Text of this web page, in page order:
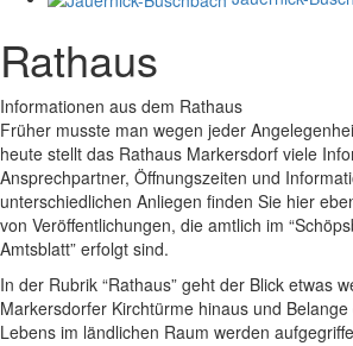
Rathaus
Informationen aus dem Rathaus
Früher musste man wegen jeder
heute stellt das Rathaus Markersdorf viele
Ansprechpartner, Öffnungszeiten und
unterschiedlichen Anliegen finden Sie hier
von Veröffentlichungen, die amtlich im
Amtsblatt” erfolgt sind.
In der Rubrik “Rathaus” geht der Blick etwas
Markersdorfer Kirchtürme hinaus und
Lebens im ländlichen Raum werden